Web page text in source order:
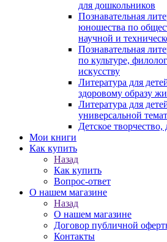
для дошкольников
Познавательная
юношества по
научной и
Познавательная
по культуре,
искусству
Литература для
здоровому образу
Литература для
универсальной
Детское
Мои книги
Как купить
Назад
Как купить
Вопрос-ответ
О нашем магазине
Назад
О нашем магазине
Договор публичной
Контакты